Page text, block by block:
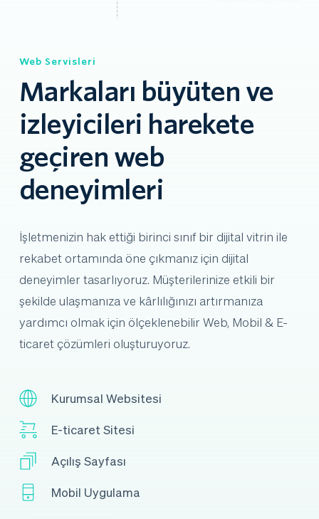
Web Servisleri
Markaları büyüten ve
izleyicileri harekete
geçiren web
deneyimleri
İşletmenizin hak ettiği birinci sınıf bir dijital vitrin ile
rekabet ortamında öne çıkmanız için dijital
deneyimler tasarlıyoruz. Müşterilerinize etkili bir
şekilde ulaşmanıza ve kârlılığınızı artırmanıza
yardımcı olmak için ölçeklenebilir Web, Mobil & E-
ticaret çözümleri oluşturuyoruz.
Kurumsal Websitesi
E-ticaret Sitesi
Açılış Sayfası
Mobil Uygulama